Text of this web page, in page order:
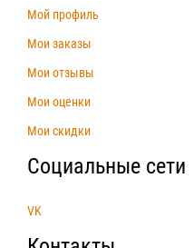
Мой профиль
Мои заказы
Мои отзывы
Мои оценки
Мои скидки
Социальные сети
VK